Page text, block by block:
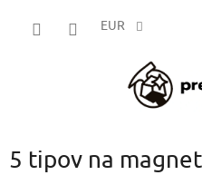
EUR
5 tipov na